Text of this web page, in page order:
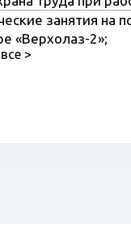
занятия на
«Верхолаз-2»;
на
>